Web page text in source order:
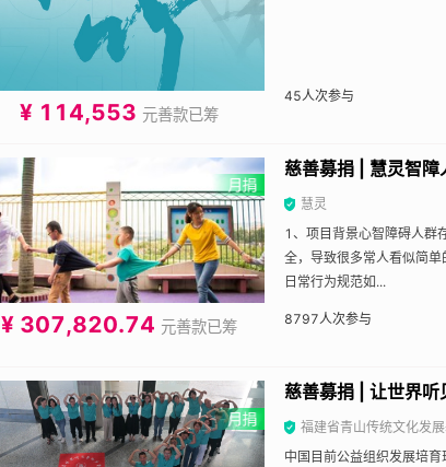
¥ 114,553 元善款已筹
45人次参与
¥ 307,820.74 元善款已筹
慈善募捐 | 慧灵智
慧灵
1、项目背景心智障碍人群
全，导致很多常人看似简
日常行为规范如...
8797人次参与
福建省青山传统文化发
中国目前公益组织发展培